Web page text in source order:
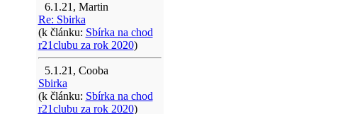
6.1.21, Martin
Re: Sbirka
(k článku: Sbírka na chod
r21clubu za rok 2020)
5.1.21, Cooba
Sbirka
(k článku: Sbírka na chod
r21clubu za rok 2020)